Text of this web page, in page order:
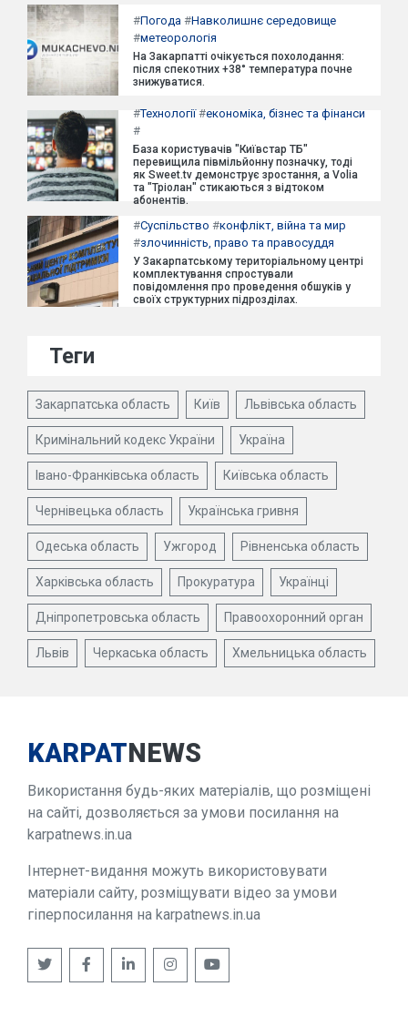
#Погода #Навколишнє середовище
#метеорологія
На Закарпатті очікується похолодання:
після спекотних +38° температура почне
знижуватися.
#Технології#економіка, бізнес та фінанси
#
База користувачів "Київстар ТБ"
перевищила півмільйонну позначку, тоді
як Sweet.tv демонструє зростання, а Volia
та "Тріолан" стикаються з відтоком
абонентів.
#Суспільство #конфлікт, війна та мир
#злочинність, право та правосуддя
У Закарпатському територіальному центрі
комплектування спростували
повідомлення про проведення обшуків у
своїх структурних підрозділах.
Теги
Закарпатська область Київ Львівська область
Кримінальний кодекс України Україна
Івано-Франківська область Київська область
Чернівецька область Українська гривня
Одеська область Ужгород Рівненська область
Харківська область Прокуратура Українці
Дніпропетровська область Правоохоронний орган
Львів Черкаська область Хмельницька область
KARPATNEWS
Використання будь-яких матеріалів, що розміщені
на сайті, дозволяється за умови посилання на
karpatnews.in.ua
Інтернет-видання можуть використовувати
матеріали сайту, розміщувати відео за умови
гіперпосилання на karpatnews.in.ua